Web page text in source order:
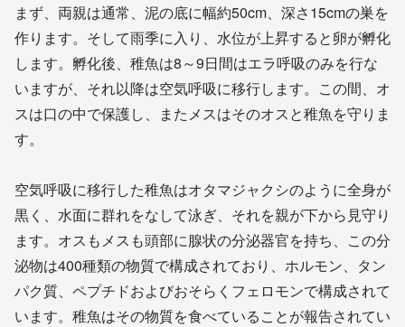
まず、両親は通常、泥の底に幅約50cm、深さ15cmの巣を
作ります。そして雨季に入り、水位が上昇すると卵が孵化
します。孵化後、稚魚は8～9日間はエラ呼吸のみを行な
いますが、それ以降は空気呼吸に移行します。この間、オ
スは口の中で保護し、またメスはそのオスと稚魚を守りま
す。
空気呼吸に移行した稚魚はオタマジャクシのように全身が
黒く、水面に群れをなして泳ぎ、それを親が下から見守り
ます。オスもメスも頭部に腺状の分泌器官を持ち、この分
泌物は400種類の物質で構成されており、ホルモン、タン
パク質、ペプチドおよびおそらくフェロモンで構成されて
います。稚魚はその物質を食べていることが報告されてい